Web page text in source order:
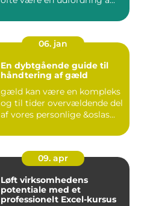
06. jan
En dybtgående guide til
håndtering af gæld
gæld kan være en kompleks
og til tider overvældende del
af vores personlige &oslas...
09. apr
Løft virksomhedens
potentiale med et
professionelt Excel-kursus